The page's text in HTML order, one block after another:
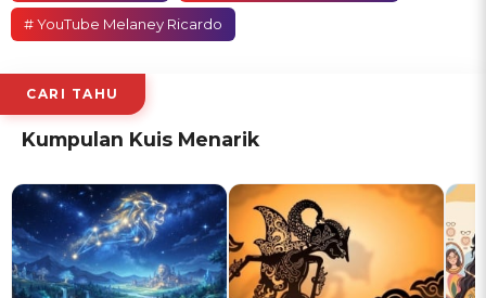
# YouTube Melaney Ricardo
CARI TAHU
Kumpulan Kuis Menarik